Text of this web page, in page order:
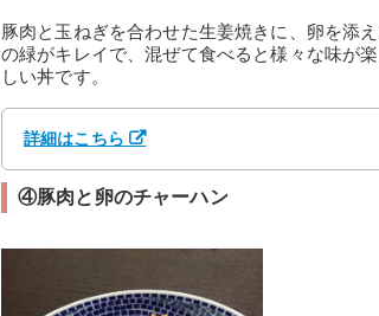
豚肉と玉ねぎを合わせた生姜焼きに、卵を添
の緑がキレイで、混ぜて食べると様々な味が
しい丼です。
詳細はこちら
④豚肉と卵のチャーハン